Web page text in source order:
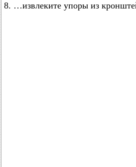
8. …извлеките упоры из